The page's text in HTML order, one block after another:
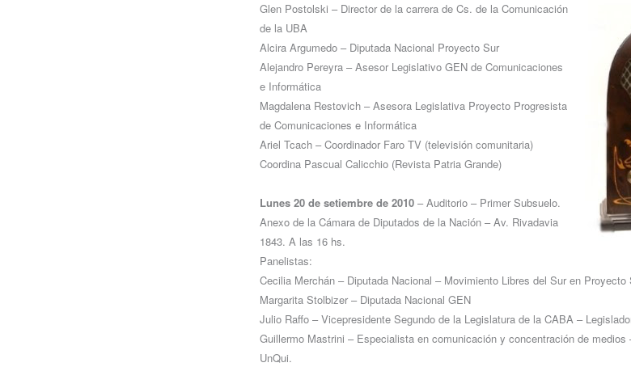
Glen Postolski – Director de la carrera de Cs. de la Comunicación
de la UBA
Alcira Argumedo – Diputada Nacional Proyecto Sur
Alejandro Pereyra – Asesor Legislativo GEN de Comunicaciones
e Informática
Magdalena Restovich – Asesora Legislativa Proyecto Progresista
de Comunicaciones e Informática
Ariel Tcach – Coordinador Faro TV (televisión comunitaria)
Coordina Pascual Calicchio (Revista Patria Grande)
Lunes 20 de setiembre de 2010 – Auditorio – Primer Subsuelo.
Anexo de la Cámara de Diputados de la Nación – Av. Rivadavia
1843. A las 16 hs.
Panelistas:
Cecilia Merchán – Diputada Nacional – Movimiento Libres del Sur en Proyecto
Margarita Stolbizer – Diputada Nacional GEN
Julio Raffo – Vicepresidente Segundo de la Legislatura de la CABA –
Guillermo Mastrini – Especialista en comunicación y concentración de
UnQui.